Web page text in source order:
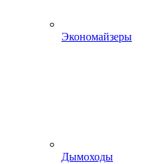
Экономайзеры
Дымоходы